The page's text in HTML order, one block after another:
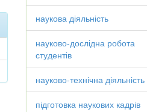
наукова діяльність
науково-дослідна робота
студентів
науково-технічна діяльність
підготовка наукових кадрів